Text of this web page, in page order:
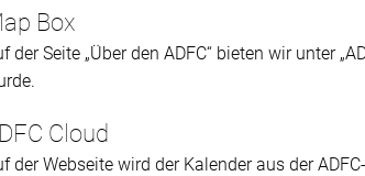
Box
der Seite „Über den ADFC“ bieten wir unter
Cloud
der Webseite wird der Kalender aus der